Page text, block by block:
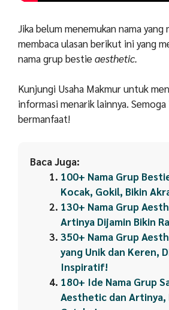
Jika belum menemukan nama yang
membaca ulasan berikut ini yang
nama grup bestieaesthetic.
Kunjungi Usaha Makmuruntuk
informasi menarik lainnya.
bermanfaat!
Baca Juga:
100+ Nama Grup
Kocak, Gokil, Bikin
130+ Nama Grup
Artinya Dijamin Bikin
350+ Nama Grup
yang Unik dan Keren,
Inspiratif!
180+ Ide Nama Grup
Aesthetic dan Artinya,